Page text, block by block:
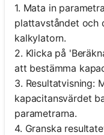
1. Mata in
plattavståndet och
kalkylatorn.
2. Klicka på
att bestämma
3. Resultatvisning:
kapacitansvärdet
parametrarna.
4. Granska